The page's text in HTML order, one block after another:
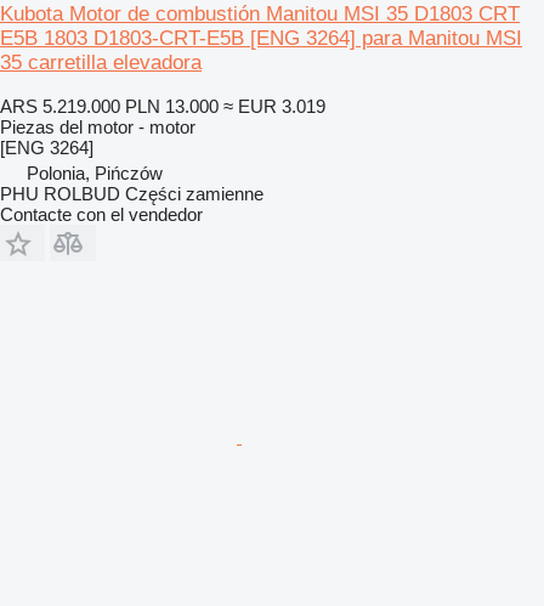
Kubota Motor de combustión Manitou MSI 35 D1803 CRT
E5B 1803 D1803-CRT-E5B [ENG 3264] para Manitou MSI
35 carretilla elevadora
ARS 5.219.000 PLN 13.000 ≈ EUR 3.019
Piezas del motor - motor
[ENG 3264]
Polonia, Pińczów
PHU ROLBUD Części zamienne
Contacte con el vendedor